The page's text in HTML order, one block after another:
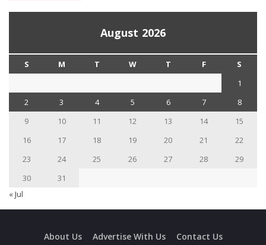
August 2026
S M T W T F
S
1
2
3 4 5 6 7
8
9
10 11 12 13 14
15
16
17 18 19 20 21
22
23
24 25 26 27 28
29
30
31
« Jul
About Us Advertise With Us Contact Us